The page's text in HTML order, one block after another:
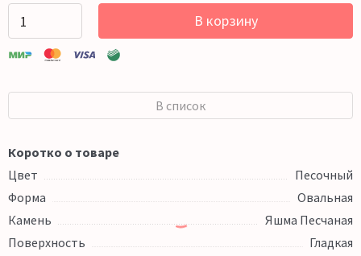
В корзину
В список
Коротко о товаре
Цвет
Песочный
Форма
Овальная
Камень
Яшма Песчаная
Поверхность
Гладкая